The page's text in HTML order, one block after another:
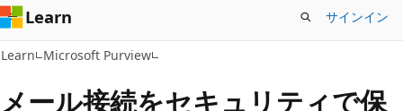
ッ
プ
Learn サインイン
Learn Microsoft Purview
メール接続をセキュリティで保